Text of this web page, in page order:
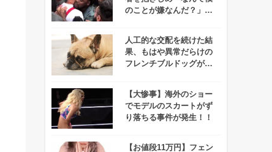
のことが嫌なんだ？」と
人工的な交配を続けた結
果、もはや異常だらけの
フレンチブルドッグが悲
【大惨事】海外のショー
でモデルのスカートがず
り落ちる事件が発生！！
【お値段11万円】フェン